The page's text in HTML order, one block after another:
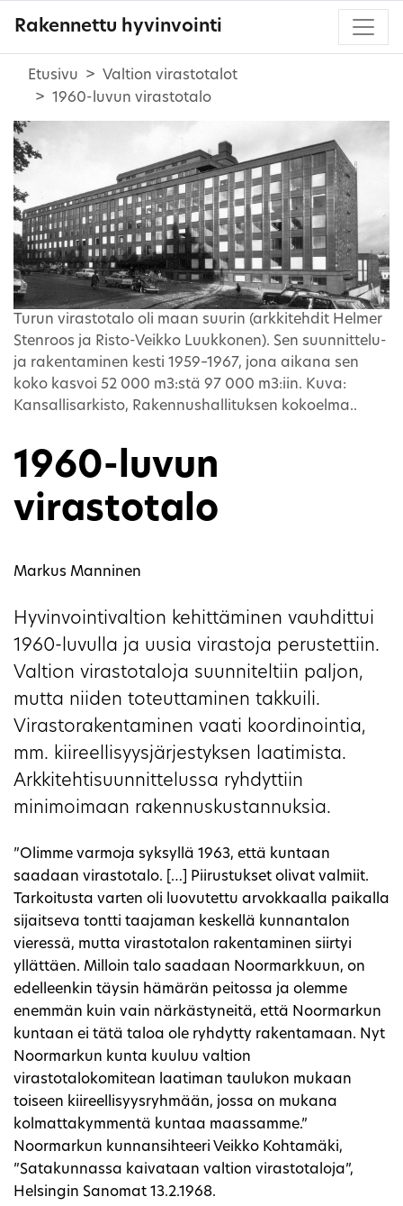
Rakennettu hyvinvointi
Etusivu
Valtion virastotalot
1960-luvun virastotalo
Turun virastotalo oli maan suurin (arkkitehdit Helmer
Stenroos ja Risto-Veikko Luukkonen). Sen suunnittelu-
ja rakentaminen kesti 1959–1967, jona aikana sen
koko kasvoi 52 000 m3:stä 97 000 m3:iin. Kuva:
Kansallisarkisto, Rakennushallituksen kokoelma..
1960-luvun
virastotalo
Markus Manninen
Hyvinvointivaltion kehittäminen vauhdittui
1960-luvulla ja uusia virastoja perustettiin.
Valtion virastotaloja suunniteltiin paljon,
mutta niiden toteuttaminen takkuili.
Virastorakentaminen vaati koordinointia,
mm. kiireellisyysjärjestyksen laatimista.
Arkkitehtisuunnittelussa ryhdyttiin
minimoimaan rakennuskustannuksia.
”Olimme varmoja syksyllä 1963, että kuntaan
saadaan virastotalo. […] Piirustukset olivat valmiit.
Tarkoitusta varten oli luovutettu arvokkaalla paikalla
sijaitseva tontti taajaman keskellä kunnantalon
vieressä, mutta virastotalon rakentaminen siirtyi
yllättäen. Milloin talo saadaan Noormarkkuun, on
edelleenkin täysin hämärän peitossa ja olemme
enemmän kuin vain närkästyneitä, että Noormarkun
kuntaan ei tätä taloa ole ryhdytty rakentamaan. Nyt
Noormarkun kunta kuuluu valtion
virastotalokomitean laatiman taulukon mukaan
toiseen kiireellisyysryhmään, jossa on mukana
kolmattakymmentä kuntaa maassamme.”
Noormarkun kunnansihteeri Veikko Kohtamäki,
”Satakunnassa kaivataan valtion virastotaloja”,
Helsingin Sanomat 13.2.1968.